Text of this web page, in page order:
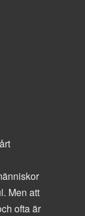
Men att
ofta är